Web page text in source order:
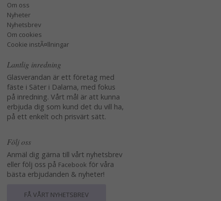
Om oss
Nyheter
Nyhetsbrev
Om cookies
Cookie instÃ¤llningar
Lantlig inredning
Glasverandan är ett företag med
fäste i Säter i Dalarna, med fokus
på inredning. Vårt mål är att kunna
erbjuda dig som kund det du vill ha,
på ett enkelt och prisvärt sätt.
Följ oss
Anmäl dig gärna till vårt nyhetsbrev
eller följ oss på Facebook för våra
bästa erbjudanden & nyheter!
FÅ VÅRT NYHETSBREV